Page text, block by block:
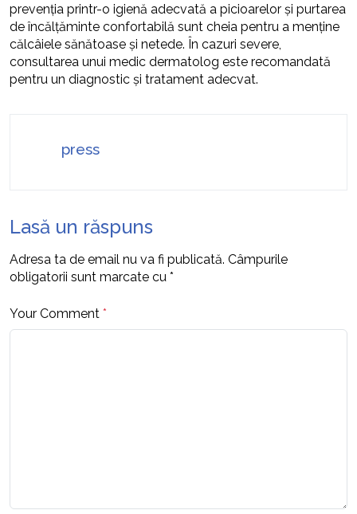
prevenția printr-o igienă adecvată a picioarelor și purtarea
de încălțăminte confortabilă sunt cheia pentru a menține
călcâiele sănătoase și netede. În cazuri severe,
consultarea unui medic dermatolog este recomandată
pentru un diagnostic și tratament adecvat.
press
Lasă un răspuns
Adresa ta de email nu va fi publicată. Câmpurile
obligatorii sunt marcate cu *
Your Comment *